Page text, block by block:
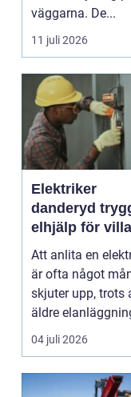
väggarna. De...
11 juli 2026
Elektriker
danderyd trygg
elhjälp för
lägenhet och
företag
Att anlita en
är ofta något
skjuter upp, trots
äldre
provisoris...
04 juli 2026